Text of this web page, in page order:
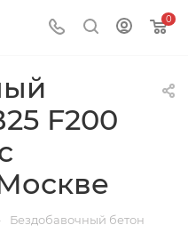
0
F200
Бездобавочный бетон